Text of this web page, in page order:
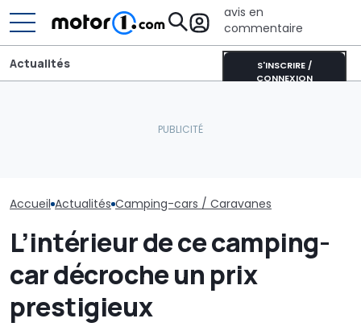
avis en
commentaire
S'INSCRIRE /
CONNEXION
Actualités
Accueil Actualités Camping-cars / Caravanes
L’intérieur de ce camping-
car décroche un prix
prestigieux